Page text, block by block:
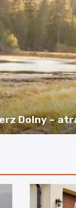
Dolny –